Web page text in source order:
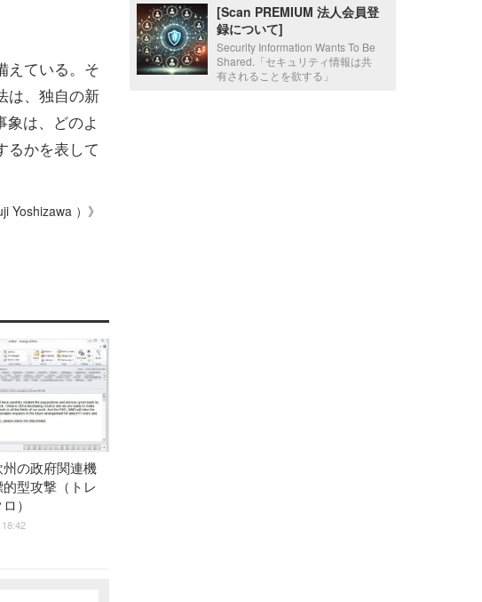
えている。そ
は、独自の新
は、どのよ
るかを表して
Yoshizawa ）》
の政府関連機
型攻撃（トレ
）
[Scan PREMIUM 法人会員登
録について]
Security Information Wants To Be
Shared.「セキュリティ情報は共
有されることを欲する」